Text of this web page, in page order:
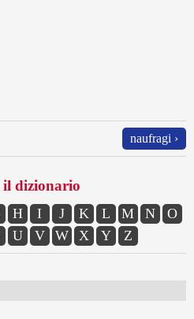
naufragi ›
il dizionario
H I J K L M N
O
U V W X Y Z